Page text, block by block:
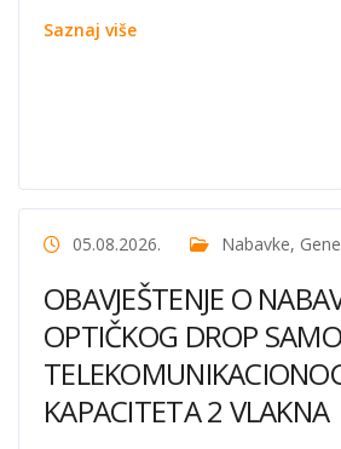
Saznaj više
05.08.2026. Nabavke,
OBAVJEŠTENJE O
OPTIČKOG DROP
KAPACITETA 2 VLAKNA